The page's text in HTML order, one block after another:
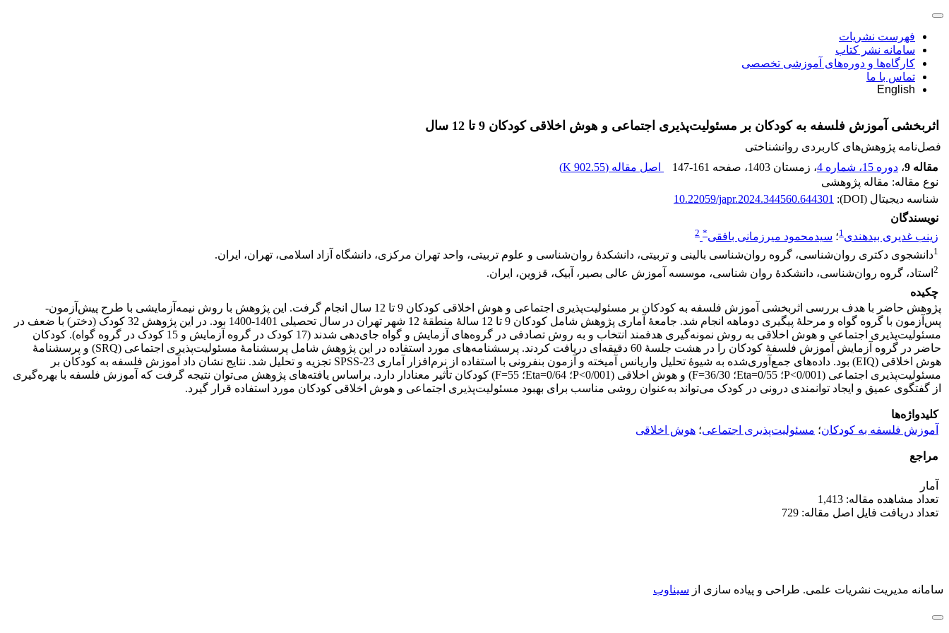
فهرست نشریات
سامانه نشر کتاب
کارگاه‌ها و دوره‌های آموزشی تخصصی
تماس با ما
English
اثربخشی آموزش فلسفه به کودکان بر مسئولیت‌پذیری اجتماعی و هوش اخلاقی کودکان 9 تا 12 سال
فصل‌نامه پژوهش‌های کاربردی روانشناختی
مقاله 9
، دوره 15، شماره 4 ، زمستان 1403 ، صفحه 147-161 اصل مقاله (902.55 K
)
نوع مقاله: مقاله پژوهشی
شناسه دیجیتال (DOI):
10.22059/japr.2024.344560.644301
نویسندگان
زینب غدیری بیدهندی1؛ سیدمحمود میرزمانی بافقی*
2
1دانشجوی دکتری روان‌شناسی، گروه روان‌شناسی بالینی و تربیتی، دانشکدۀ روان‌شناسی و علوم تربیتی، واحد تهران مرکزی، دانشگاه آزاد اسلامی، تهران، ایران.
2 استاد، گروه روان‌شناسی، دانشکدۀ روان شناسی، موسسه آموزش عالی بصیر، آبیک، قزوین، ایران.
چکیده
پژوهش حاضر با هدف بررسی اثربخشی آموزش فلسفه به کودکان بر مسئولیت‌پذیری اجتماعی و هوش اخلاقی
کودکان 9 تا 12 سال انجام گرفت. این پژوهش با روش نیمه‌آزمایشی با طرح پیش‌آزمون-
پس‌آزمون با گروه گواه و مرحلۀ پیگیری دوماهه انجام شد. جامعۀ آماری پژوهش شامل کودکان 9 تا 12 سالۀ منطقۀ 12 شهر تهران در سال تحصیلی 1401-1400 بود. در این پژوهش 32 کودک (دختر) با ضعف در
مسئولیت‌پذیری اجتماعی و هوش اخلاقی
به روش نمونه‌گیری هدفمند انتخاب و به روش تصادفی در گروه‌های آزمایش و گواه جای‌دهی شدند (17 کودک در گروه آزمایش و 15 کودک در گروه گواه). کودکان
حاضر در گروه آزمایش آموزش فلسفۀ کودکان را در هشت جلسۀ 60 دقیقه‌ای دریافت کردند. پرسشنامه‌های مورد استفاده در این پژوهش شامل پرسشنامۀ مسئولیت‌پذیری اجتماعی (SRQ) و پرسشنامۀ
هوش اخلاقی (EIQ) بود. داده‌های جمع‌آوری‌شده به شیوۀ تحلیل واریانس آمیخته و آزمون بنفرونی با استفاده از نرم‌افزار آماری SPSS-23 تجزیه و تحلیل شد. نتایج نشان داد آموزش فلسفه به کودکان بر
مسئولیت‌پذیری اجتماعی (0/001>P؛ 0/55=Eta؛ 36/30=F) و هوش اخلاقی
(0/001>P؛ 0/64=Eta؛ 55=F) کودکان تأثیر معنادار دارد. براساس یافته‌های پژوهش می‌توان نتیجه گرفت که آموزش فلسفه با بهره‌گیری
از گفتگوی عمیق و ایجاد توانمندی درونی در کودک می‌تواند به‌عنوان روشی مناسب برای بهبود مسئولیت‌پذیری اجتماعی و هوش اخلاقی کودکان مورد استفاده قرار گیرد.
کلیدواژه‌ها
آموزش فلسفه به کودکان؛ مسئولیت‌پذیری اجتماعی؛ هوش اخلاقی
مراجع
آمار
تعداد مشاهده مقاله: 1,413
تعداد دریافت فایل اصل مقاله: 729
سامانه مدیریت نشریات علمی. طراحی و پیاده سازی از سیناوب